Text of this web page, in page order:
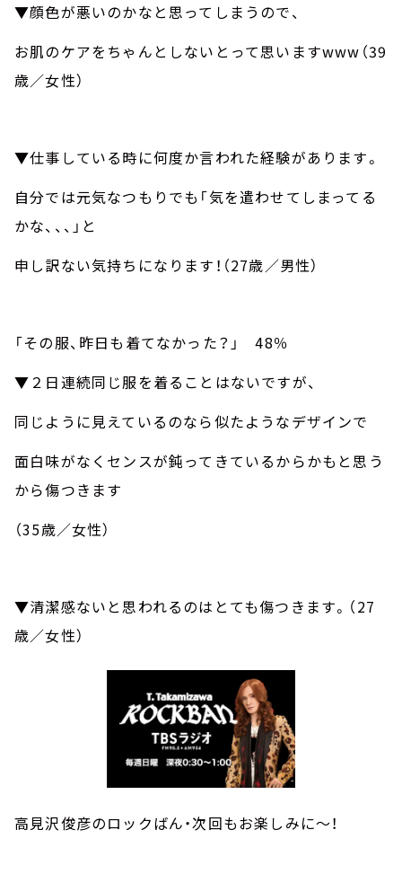
▼顔色が悪いのかなと思ってしまうので、
お肌のケアをちゃんとしないとって思いますwww （39
歳／女性）
▼仕事している時に何度か言われた経験があります。
自分では元気なつもりでも「気を遣わせてしまってる
かな、、、」と
申し訳ない気持ちになります！（27歳／男性）
「その服、昨日も着てなかった？」48％
▼２日連続同じ服を着ることはないですが、
同じように見えているのなら似たようなデザインで
面白味がなくセンスが鈍ってきているからかもと思う
から傷つきます
（35歳／女性）
▼清潔感ないと思われるのはとても傷つきます。（27
歳／女性）
高見沢俊彦のロックばん・次回もお楽しみに～！